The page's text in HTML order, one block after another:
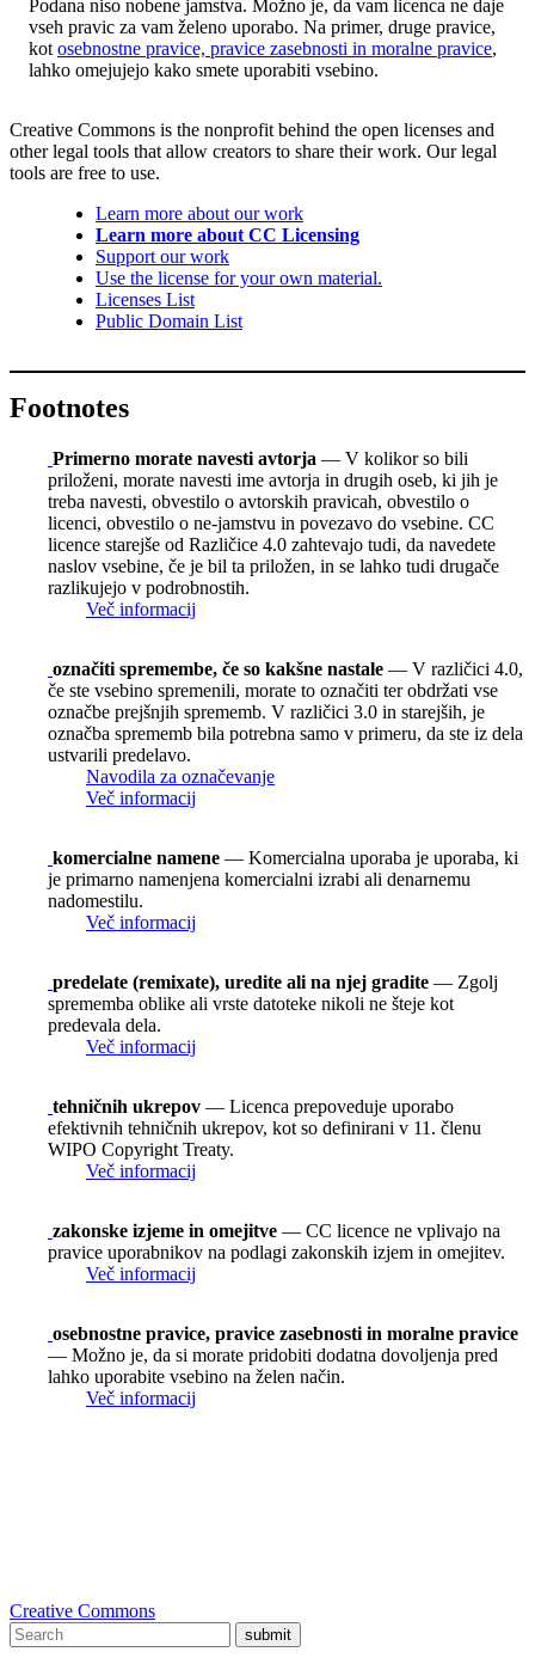
Podana niso nobene jamstva. Možno je, da vam licenca ne daje
vseh pravic za vam želeno uporabo. Na primer, druge pravice,
kot osebnostne pravice, pravice zasebnosti in moralne pravice,
lahko omejujejo kako smete uporabiti vsebino.
Creative Commons is the nonprofit behind the open licenses and
other legal tools that allow creators to share their work. Our legal
tools are free to use.
Learn more about our work
Learn more about CC Licensing
Support our work
Use the license for your own material.
Licenses List
Public Domain List
Footnotes
Primerno morate navesti avtorja — V kolikor so bili
priloženi, morate navesti ime avtorja in drugih oseb, ki jih je
treba navesti, obvestilo o avtorskih pravicah, obvestilo o
licenci, obvestilo o ne-jamstvu in povezavo do vsebine. CC
licence starejše od Različice 4.0 zahtevajo tudi, da navedete
naslov vsebine, če je bil ta priložen, in se lahko tudi drugače
razlikujejo v podrobnostih.
Več informacij
označiti spremembe, če so kakšne nastale — V različici 4.0,
če ste vsebino spremenili, morate to označiti ter obdržati vse
označbe prejšnjih sprememb. V različici 3.0 in starejših, je
označba sprememb bila potrebna samo v primeru, da ste iz dela
ustvarili predelavo.
Navodila za označevanje
Več informacij
komercialne namene — Komercialna uporaba je uporaba, ki
je primarno namenjena komercialni izrabi ali denarnemu
nadomestilu.
Več informacij
predelate (remixate), uredite ali na njej gradite — Zgolj
sprememba oblike ali vrste datoteke nikoli ne šteje kot
predevala dela.
Več informacij
tehničnih ukrepov — Licenca prepoveduje uporabo
efektivnih tehničnih ukrepov, kot so definirani v 11. členu
WIPO Copyright Treaty.
Več informacij
zakonske izjeme in omejitve — CC licence ne vplivajo na
pravice uporabnikov na podlagi zakonskih izjem in omejitev.
Več informacij
osebnostne pravice, pravice zasebnosti in moralne pravice
— Možno je, da si morate pridobiti dodatna dovoljenja pred
lahko uporabite vsebino na želen način.
Več informacij
Creative Commons
submit